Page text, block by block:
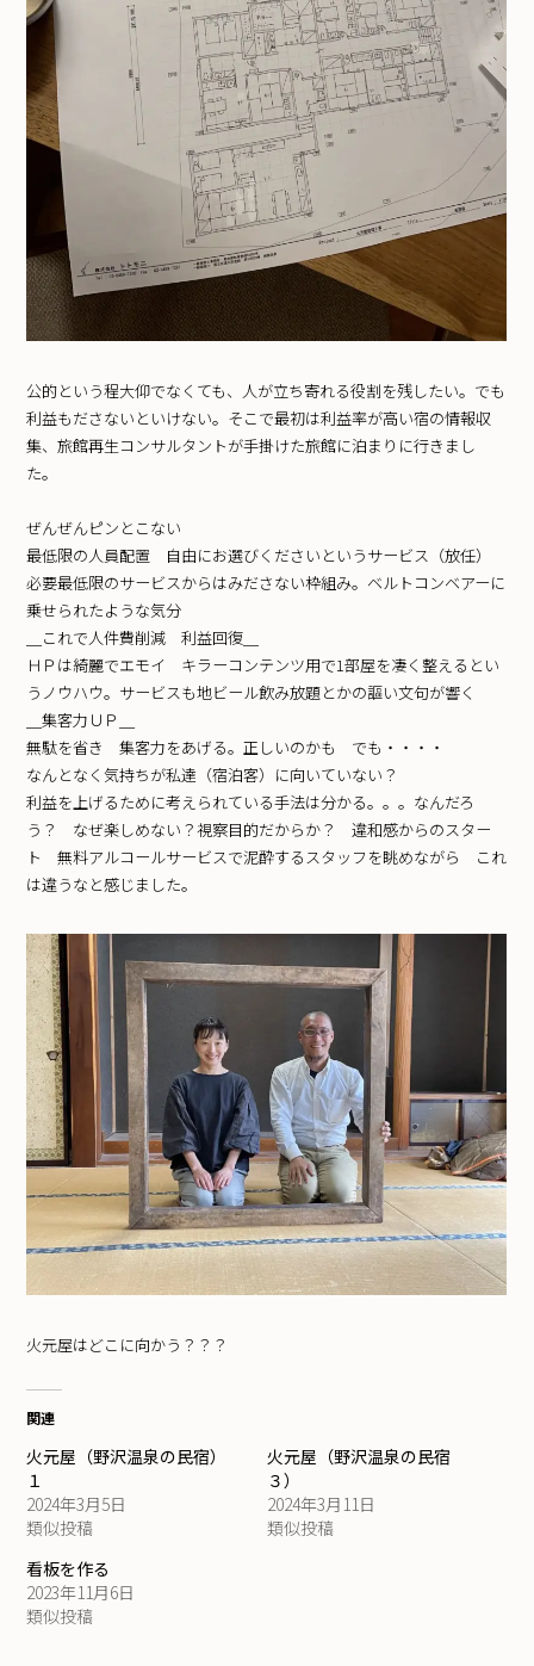
公的という程大仰でなくても、人が立ち寄れる役割を残したい。でも
利益もださないといけない。そこで最初は利益率が高い宿の情報収
集、旅館再生コンサルタントが手掛けた旅館に泊まりに行きまし
た。
ぜんぜんピンとこない
最低限の人員配置 自由にお選びくださいというサービス（放任）
必要最低限のサービスからはみださない枠組み。ベルトコンベアーに
乗せられたような気分
＿これで人件費削減 利益回復＿
ＨＰは綺麗でエモイ キラーコンテンツ用で1部屋を凄く整えるとい
うノウハウ。サービスも地ビール飲み放題とかの謳い文句が響く
＿集客力ＵＰ＿
無駄を省き 集客力をあげる。正しいのかも でも・・・・
なんとなく気持ちが私達（宿泊客）に向いていない？
利益を上げるために考えられている手法は分かる。。。なんだろ
う？ なぜ楽しめない？視察目的だからか？ 違和感からのスター
ト 無料アルコールサービスで泥酔するスタッフを眺めながら これ
は違うなと感じました。
火元屋はどこに向かう？？？
関連
火元屋（野沢温泉の民宿）
１
2024年3月5日
類似投稿
火元屋（野沢温泉の民宿
３）
2024年3月11日
類似投稿
看板を作る
2023年11月6日
類似投稿